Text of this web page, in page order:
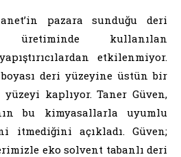
pazara sunduğu deri
kullanılan
etkilenmiyor.
deri yüzeyine üstün bir
kaplıyor. Taner Güven,
bu kimyasallarla uyumlu
itmediğini açıkladı. Güven;
eko solvent tabanlı deri